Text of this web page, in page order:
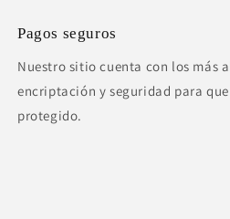
Pagos seguros
Nuestro sitio cuenta con los más
encriptación y seguridad para
protegido.